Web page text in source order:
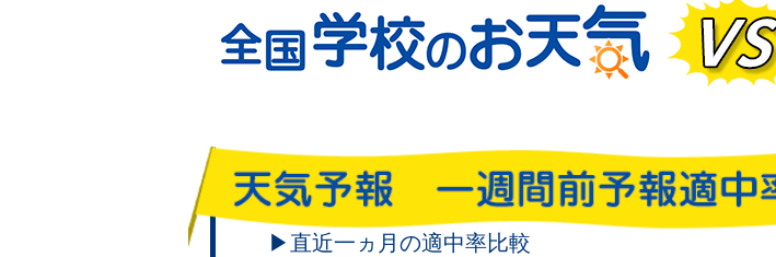
▶直近一ヵ月の適中率比較